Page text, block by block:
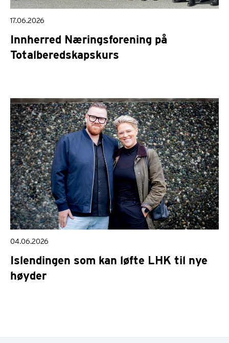
17.06.2026
Innherred Næringsforening på
Totalberedskapskurs
04.06.2026
Islendingen som kan løfte LHK til nye
høyder